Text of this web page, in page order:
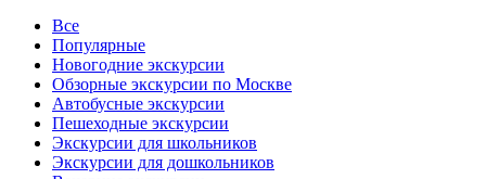
Все
Популярные
Новогодние экскурсии
Обзорные экскурсии по Москве
Автобусные экскурсии
Пешеходные экскурсии
Экскурсии для школьников
Экскурсии для дошкольников